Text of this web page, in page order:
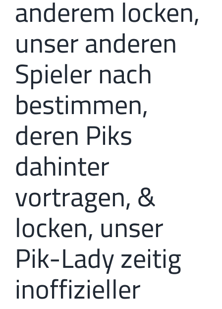
anderem locken,
unser anderen
Spieler nach
bestimmen,
deren Piks
dahinter
vortragen, &
locken, unser
Pik-Lady zeitig
inoffizieller